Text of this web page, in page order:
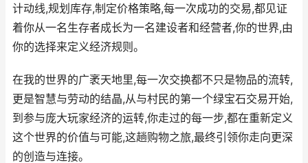
计动线,规划库存,制定价格策略,每一次成功的交易,都见证
着你从一名生存者成长为一名建设者和经营者,你的世界,由
你的选择来定义经济规则。
在我的世界的广袤天地里,每一次交换都不只是物品的流转,
更是智慧与劳动的结晶,从与村民的第一个绿宝石交易开始,
到参与庞大玩家经济的运转,你走过的每一步,都在重新定义
这个世界的价值与可能,这趟购物之旅,最终引领你走向更深
的创造与连接。